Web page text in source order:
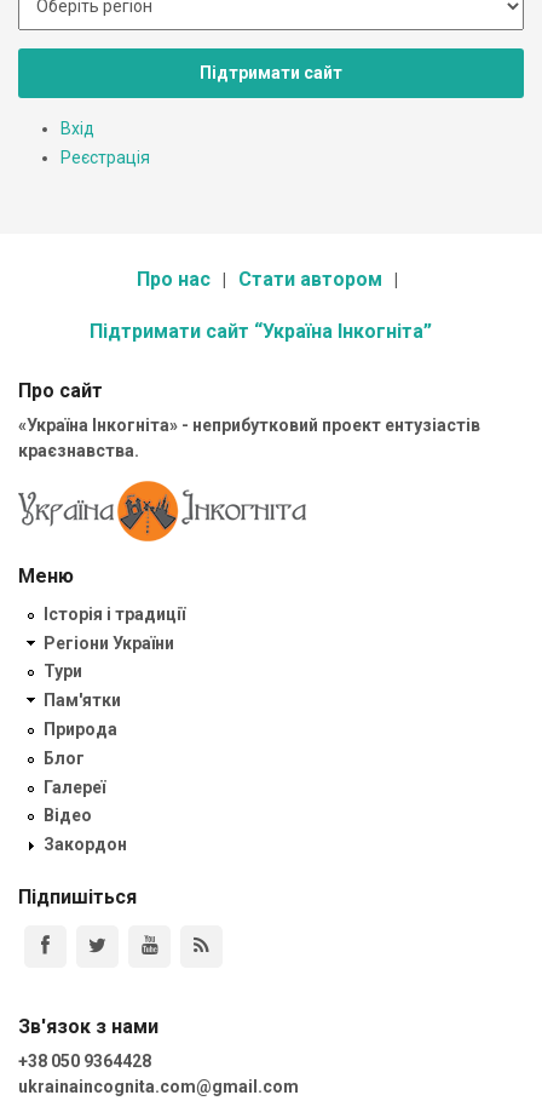
Підтримати сайт
Вхід
Реєстрація
Про нас Стати автором
Підтримати сайт “Україна Інкогніта”
Про сайт
«Україна Інкогніта» - неприбутковий проект ентузіастів
краєзнавства.
Меню
Історія і традиції
Регіони України
Тури
Пам'ятки
Природа
Блог
Галереї
Відео
Закордон
Підпишіться
Зв'язок з нами
+38 050 9364428
ukrainaincognita.com@gmail.com